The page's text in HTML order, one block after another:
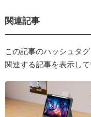
関連記事
この記事のハッシュタグ
関連する記事を表示して